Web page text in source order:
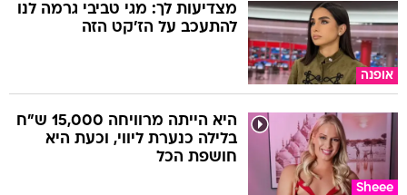
אופנה
מצדיעות לך: מגי טביבי גרמה לנו
להתעכב על הז'קט הזה
Sheee
היא הייתה מרוויחה 15,000 ש"ח
בלילה כנערת ליווי, וכעת היא
חושפת הכל